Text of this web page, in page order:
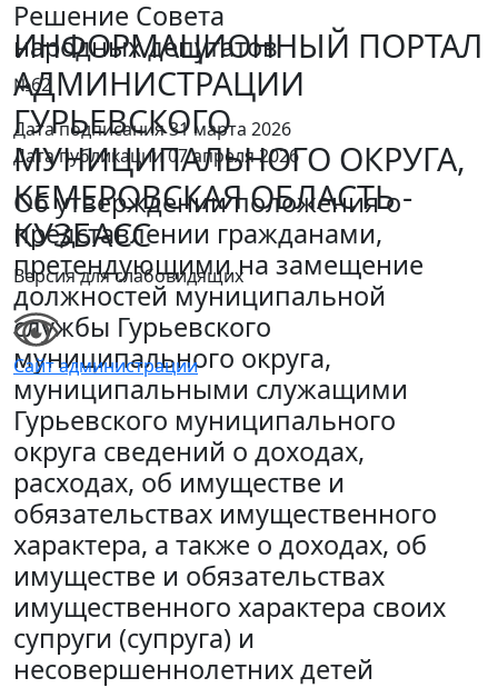
ИНФОРМАЦИОННЫЙ ПОРТАЛ
АДМИНИСТРАЦИИ
ГУРЬЕВСКОГО
МУНИЦИПАЛЬНОГО ОКРУГА,
КЕМЕРОВСКАЯ ОБЛАСТЬ -
КУЗБАСС
Версия для слабовидящих
Сайт администрации
Решение Совета
народных депутатов
№62
Дата подписания 31 марта 2026
Дата публикации 07 апреля 2026
Об утверждении положения о
представлении гражданами,
претендующими на замещение
должностей муниципальной
службы Гурьевского
муниципального округа,
муниципальными служащими
Гурьевского муниципального
округа сведений о доходах,
расходах, об имуществе и
обязательствах имущественного
характера, а также о доходах, об
имуществе и обязательствах
имущественного характера своих
супруги (супруга) и
несовершеннолетних детей